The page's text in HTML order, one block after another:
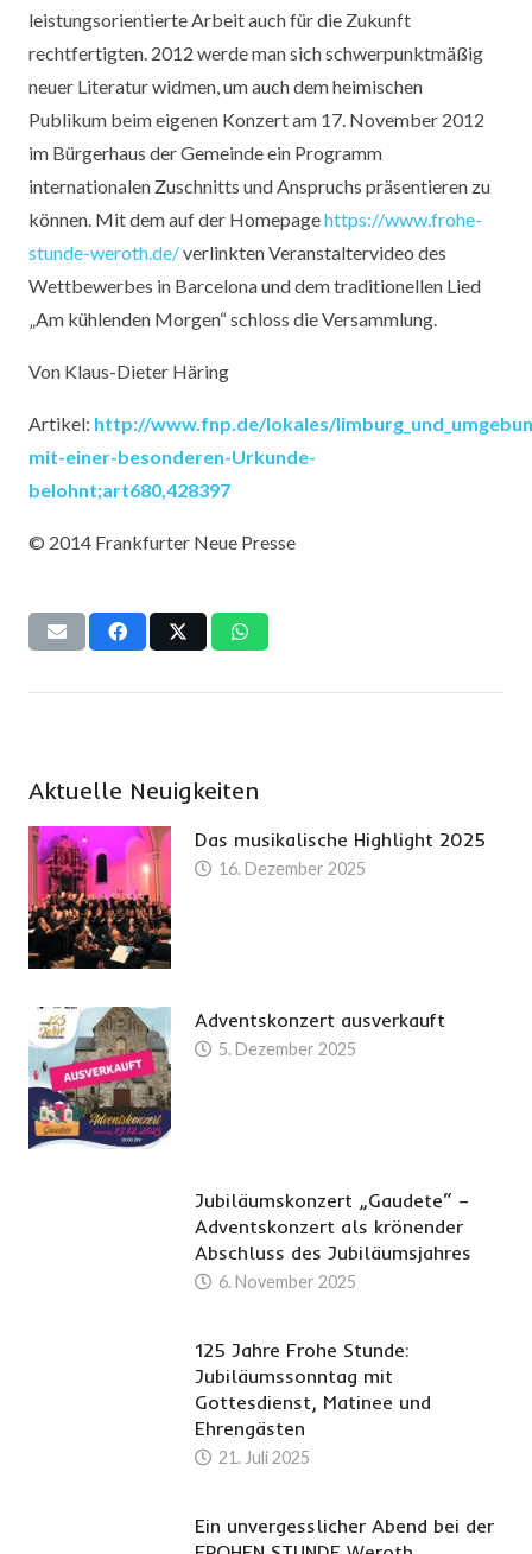
leistungsorientierte Arbeit auch für die Zukunft
rechtfertigten. 2012 werde man sich schwerpunktmäßig
neuer Literatur widmen, um auch dem heimischen
Publikum beim eigenen Konzert am 17. November 2012
im Bürgerhaus der Gemeinde ein Programm
internationalen Zuschnitts und Anspruchs präsentieren zu
können. Mit dem auf der Homepagehttps://www.frohe-
stunde-weroth.de/verlinkten Veranstaltervideo des
Wettbewerbes in Barcelona und dem traditionellen Lied
„Am kühlenden Morgen“ schloss die Versammlung.
Von Klaus-Dieter Häring
Artikel: http://www.fnp.de/lokales/
mit-einer-besonderen-Urkunde-
belohnt;art680,428397
© 2014 Frankfurter Neue Presse
Aktuelle Neuigkeiten
Das musikalische Highlight 2025
16. Dezember 2025
Adventskonzert ausverkauft
5. Dezember 2025
Jubiläumskonzert „Gaudete“ –
Adventskonzert als krönender
Abschluss des Jubiläumsjahres
6. November 2025
125 Jahre Frohe Stunde:
Jubiläumssonntag mit
Gottesdienst, Matinee und
Ehrengästen
21. Juli 2025
Ein unvergesslicher Abend bei der